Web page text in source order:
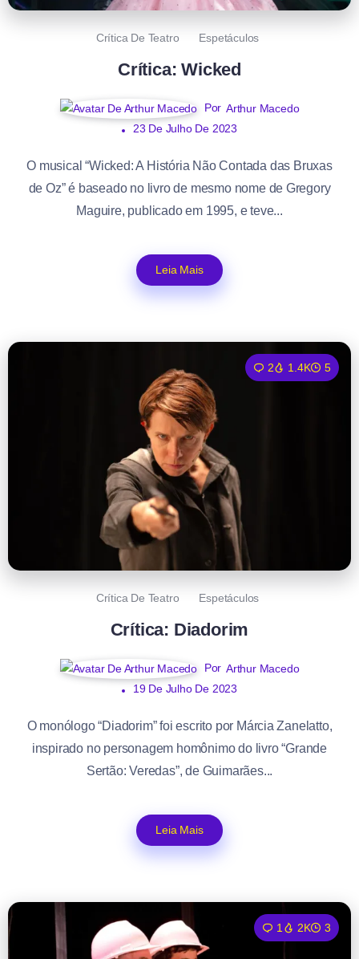
Crítica De Teatro Espetáculos
Crítica: Wicked
Por Arthur Macedo
23 De Julho De 2023
O musical “Wicked: A História Não Contada das Bruxas
de Oz” é baseado no livro de mesmo nome de Gregory
Maguire, publicado em 1995, e teve...
Leia Mais
2 1.4K 5
Crítica De Teatro Espetáculos
Crítica: Diadorim
Por Arthur Macedo
19 De Julho De 2023
O monólogo “Diadorim” foi escrito por Márcia Zanelatto,
inspirado no personagem homônimo do livro “Grande
Sertão: Veredas”, de Guimarães...
Leia Mais
1 2K 3